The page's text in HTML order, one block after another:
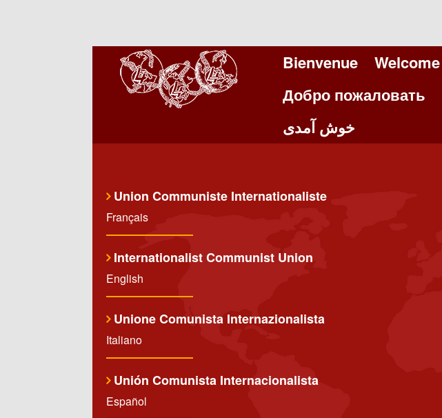
Bienvenue Welcome
Добро пожаловать
خوش آمدی
Union Communiste Internationaliste
Français
Internationalist Communist Union
English
Unione Comunista Internazionalista
Italiano
Unión Comunista Internacionalista
Español